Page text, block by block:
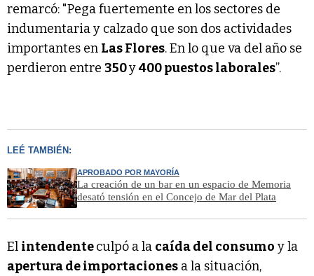
remarcó: "Pega fuertemente en los sectores de
indumentaria y calzado que son dos actividades
importantes en Las Flores. En lo que va del año se
perdieron entre 350y400 puestos laborales”.
LEÉ TAMBIÉN:
APROBADO POR MAYORÍA
La creación de un bar en un espacio de Memoria
desató tensión en el Concejo de Mar del Plata
El intendenteculpó a la caída del consumo y la
apertura de importaciones a la situación,